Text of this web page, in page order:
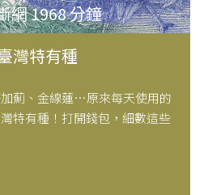
網 1968 分鐘
灣特有種
薊、金線蓮…原來每天使用的
特有種！打開錢包，細數這些